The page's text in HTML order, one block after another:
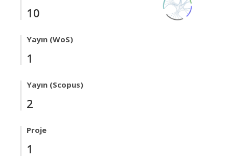
10
Yayın (WoS)
1
Yayın (Scopus)
2
Proje
1